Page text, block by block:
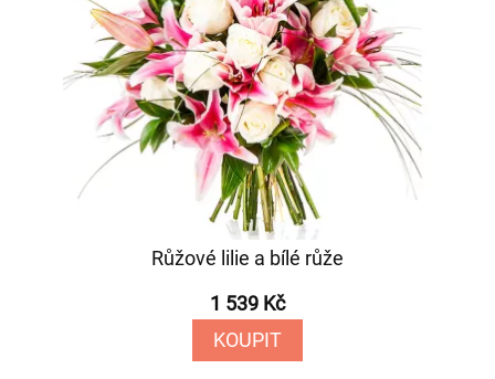
Růžové lilie a bílé růže
1 539 Kč
KOUPIT